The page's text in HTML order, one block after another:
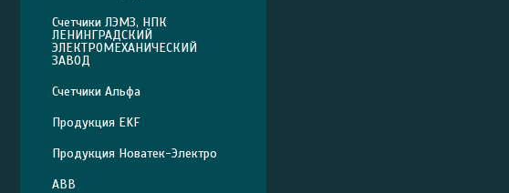
Счетчики ЛЭМЗ, НПК
ЛЕНИНГРАДСКИЙ
ЭЛЕКТРОМЕХАНИЧЕСКИЙ
ЗАВОД
Счетчики Альфа
Продукция EKF
Продукция Новатек-Электро
ABB